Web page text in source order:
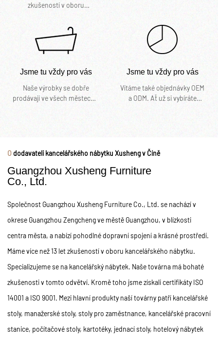
zkušeností v oboru
Specializujeme se na
kancelářský nábytek. Naše
továrna má bohaté
zkušenosti v tomto odvětví.
Kromě toho jsme získali
certifikáty ISO14001 a
ISO9001. Mezi hlavní produkty
naší továrny patří
stoly, kartotéky, jednací stoly,
hotelový nábytek atd.
profesionálních designérů.
Jsme tu vždy pro vás
Naše výrobky se dobře
prodávají ve všech městech a
Amerika, Střední východ a
Jsme tu vždy pro vás
Vítáme také objednávky OEM
a ODM. Ať už si vybíráte
zákaznickým centrem poradit
o vašich požadavcích na
Ododavateli kancelářského nábytku Xusheng v Číně
Guangzhou Xusheng Furniture
Co., Ltd.
Společnost Guangzhou Xusheng Furniture Co., Ltd. se nachází v
okrese Guangzhou Zengcheng ve městě Guangzhou, v blízkosti
centra města, a nabízí pohodlné dopravní spojení a krásné prostředí.
Máme více než 13 let zkušeností v oboru kancelářského nábytku.
Specializujeme se na kancelářský nábytek. Naše továrna má bohaté
zkušenosti v tomto odvětví. Kromě toho jsme získali certifikáty ISO
14001 a ISO 9001. Mezi hlavní produkty naší továrny patří kancelářské
stoly, manažerské stoly, stoly pro zaměstnance, kancelářské pracovní
stanice, počítačové stoly, kartotéky, jednací stoly, hotelový nábytek